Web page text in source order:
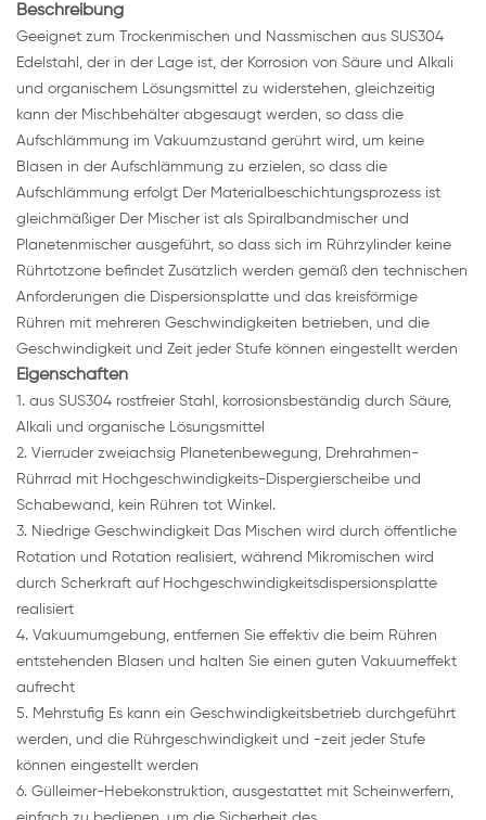
Beschreibung
Geeignet zum Trockenmischen und Nassmischen aus SUS304
Edelstahl, der in der Lage ist, der Korrosion von Säure und Alkali
und organischem Lösungsmittel zu widerstehen, gleichzeitig
kann der Mischbehälter abgesaugt werden, so dass die
Aufschlämmung im Vakuumzustand gerührt wird, um keine
Blasen in der Aufschlämmung zu erzielen, so dass die
Aufschlämmung erfolgt Der Materialbeschichtungsprozess ist
gleichmäßiger Der Mischer ist als Spiralbandmischer und
Planetenmischer ausgeführt, so dass sich im Rührzylinder keine
Rührtotzone befindet Zusätzlich werden gemäß den technischen
Anforderungen die Dispersionsplatte und das kreisförmige
Rühren mit mehreren Geschwindigkeiten betrieben, und die
Geschwindigkeit und Zeit jeder Stufe können eingestellt werden
Eigenschaften
1. aus SUS304 rostfreier Stahl, korrosionsbeständig durch Säure,
Alkali und organische Lösungsmittel
2. Vierruder zweiachsig Planetenbewegung, Drehrahmen-
Rührrad mit Hochgeschwindigkeits-Dispergierscheibe und
Schabewand, kein Rühren tot Winkel.
3. Niedrige Geschwindigkeit Das Mischen wird durch öffentliche
Rotation und Rotation realisiert, während Mikromischen wird
durch Scherkraft auf Hochgeschwindigkeitsdispersionsplatte
realisiert
4. Vakuumumgebung, entfernen Sie effektiv die beim Rühren
entstehenden Blasen und halten Sie einen guten Vakuumeffekt
aufrecht
5. Mehrstufig Es kann ein Geschwindigkeitsbetrieb durchgeführt
werden, und die Rührgeschwindigkeit und -zeit jeder Stufe
können eingestellt werden
6. Gülleimer-Hebekonstruktion, ausgestattet mit Scheinwerfern,